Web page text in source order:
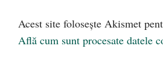
Acest site folosește Akismet
Află cum sunt procesate datele